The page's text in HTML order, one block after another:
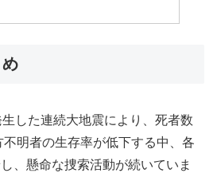
した連続大地震により、死者数
明者の生存率が低下する中、各
、懸命な捜索活動が続いていま